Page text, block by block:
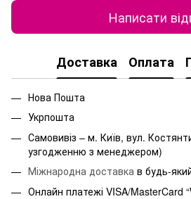
Написати
Доставка Оплата
Нова Пошта
Укрпошта
Самовивіз – м. Київ, вул.
узгодженню з менеджером)
Міжнародна доставка в будь-
Онлайн платежі VISA/MasterCard